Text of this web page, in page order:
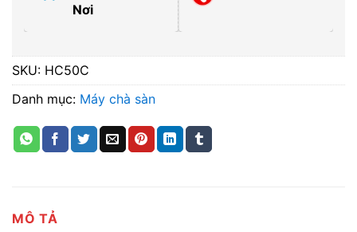
Nơi
SKU: HC50C
Danh mục: Máy chà sàn
MÔ TẢ